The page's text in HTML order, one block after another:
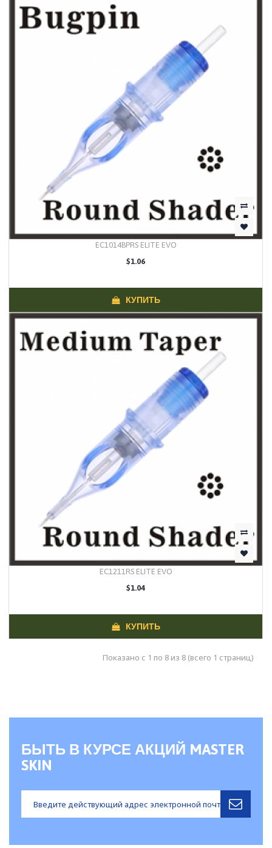
EC1014BPRS ELITE EVO
$1.06
КУПИТЬ
EC1211RS ELITE EVO
$1.04
КУПИТЬ
Показано с 1 по 8 из 8 (всего 1 страниц)
БЫТЬ В КУРСЕ АКЦИЙ MASTER
SKIN